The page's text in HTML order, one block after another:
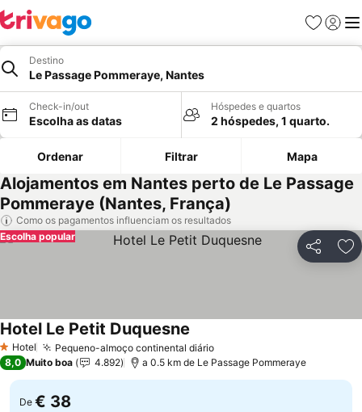
Favoritos
Iniciar
Destino
Le Passage Pommeraye, Nantes
Check-in/out
Escolha as datas
Hóspedes e quartos
2 hóspedes, 1 quarto.
Ordenar Filtrar Mapa
Alojamentos em Nantes perto de Le Passage
Pommeraye (Nantes, França)
Como os pagamentos influenciam os resultados
Partilhar
Escolha popular
1 Estrelas
Hotel Pequeno-almoço continental diário
Hotel Le Petit Duquesne
8,0 Muito boa 4.892 a 0.5 km de Le Passage Pommeraye
De € 38